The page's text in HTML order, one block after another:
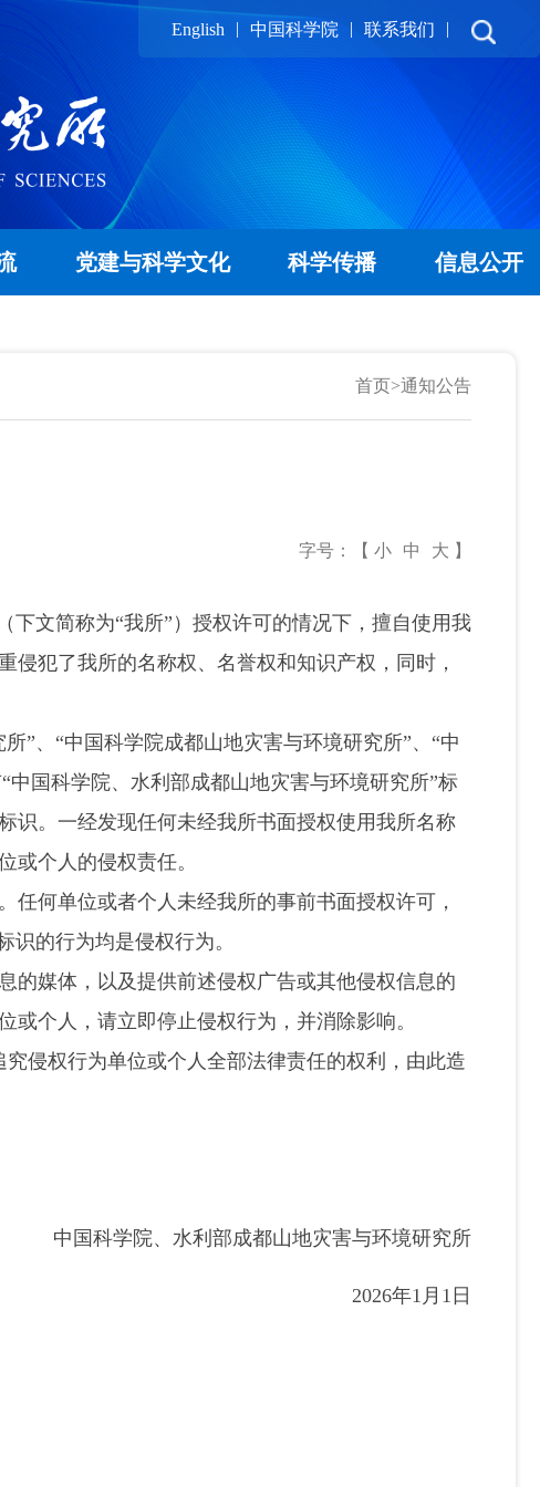
English | 中国科学院 | 联系我们 |
党建与科学文化 科学传播 信息公开
首页>通知公告
字号：【 小 中 大 】
文简称为“我所”）授权许可的情况下，擅自使用我
犯了我所的名称权、名誉权和知识产权，同时，
、“中国科学院成都山地灾害与环境研究所”、“中
中国科学院、水利部成都山地灾害与环境研究所”标
识。一经发现任何未经我所书面授权使用我所名称
或个人的侵权责任。
何单位或者个人未经我所的事前书面授权许可，
识的行为均是侵权行为。
媒体，以及提供前述侵权广告或其他侵权信息的
或个人，请立即停止侵权行为，并消除影响。
侵权行为单位或个人全部法律责任的权利，由此造
中国科学院、水利部成都山地灾害与环境研究所
2026年1月1日